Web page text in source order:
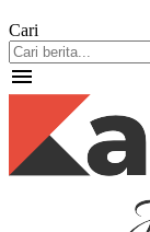
Cari
menu